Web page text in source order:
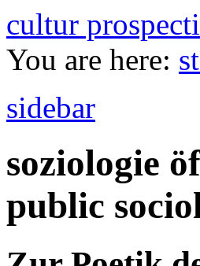
cultur
You are here:
sidebar
soziologie
public